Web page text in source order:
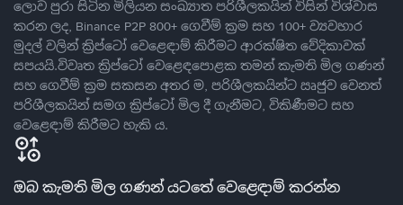
ලොව පුරා සිටින මිලියන සංඛ්‍යාත පරිශීලකයින් විසින් විශ්වාස
කරන ලද, Binance P2P 800+ ගෙවීම් ක්‍රම සහ 100+ ව්‍යවහාර
මුදල් වලින් ක්‍රිප්ටෝ වෙළෙඳාම් කිරීමට ආරක්ෂිත වේදිකාවක්
සපයයි.විවෘත ක්‍රිප්ටෝ වෙළෙඳපොළක තමන් කැමති මිල ගණන්
සහ ගෙවීම් ක්‍රම සකසන අතර ම, පරිශීලකයින්ට ඍජුව වෙනත්
පරිශීලකයින් සමග ක්‍රිප්ටෝ මිල දී ගැනීමට, විකිණීමට සහ
වෙළෙඳාම් කිරීමට හැකි ය.
ඔබ කැමති මිල ගණන් යටතේ වෙළෙඳාම් කරන්න